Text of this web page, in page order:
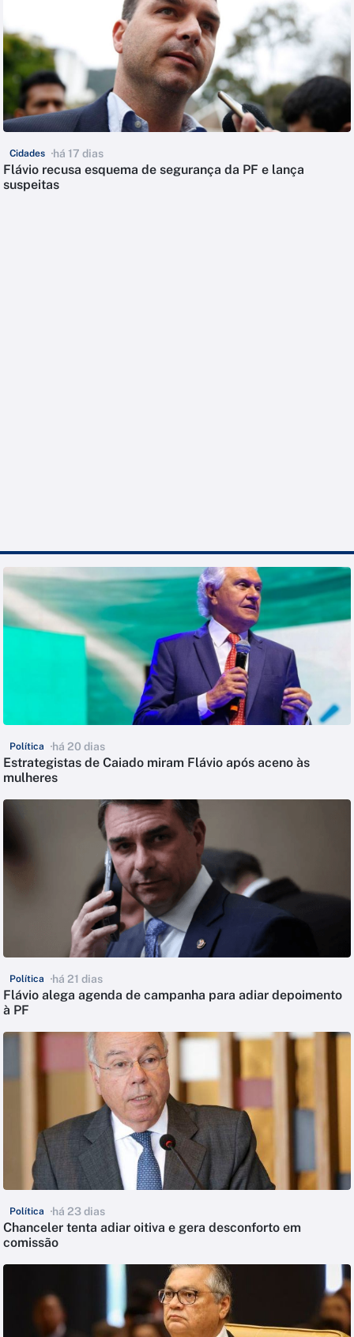
Cidades há 17 dias
Flávio recusa esquema de segurança da PF e lança
suspeitas
Política há 20 dias
Estrategistas de Caiado miram Flávio após aceno às
mulheres
Política há 21 dias
Flávio alega agenda de campanha para adiar depoimento
à PF
Política há 23 dias
Chanceler tenta adiar oitiva e gera desconforto em
comissão